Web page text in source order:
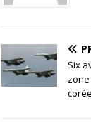
Six